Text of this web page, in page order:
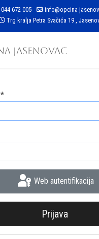
044 672 005
info@opcina-
Trg kralja Petra Svačića 19 ,
*
Web autentifikacija
Prijava